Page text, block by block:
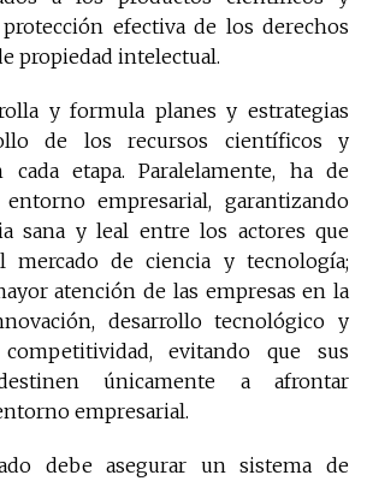
efectiva de los derechos
propiedad intelectual.
y formula planes y estrategias
de los recursos científicos y
cada etapa. Paralelamente, ha de
empresarial, garantizando
sana y leal entre los actores que
mercado de ciencia y tecnología;
atención de las empresas en la
desarrollo tecnológico y
evitando que sus
únicamente a afrontar
empresarial.
debe asegurar un sistema de